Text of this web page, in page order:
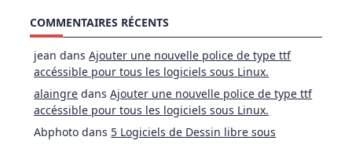
COMMENTAIRES RÉCENTS
jean dansAjouter une nouvelle police de type ttf
accéssible pour tous les logiciels sous Linux.
alaingre dansAjouter une nouvelle police de type ttf
accéssible pour tous les logiciels sous Linux.
Abphoto dans 5 Logiciels de Dessin libre sous